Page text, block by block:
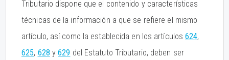
Tributario dispone que el contenido y características
técnicas de la información a que se refiere el mismo
artículo, así como la establecida en los artículos624,
625, 628 y629 del Estatuto Tributario, deben ser